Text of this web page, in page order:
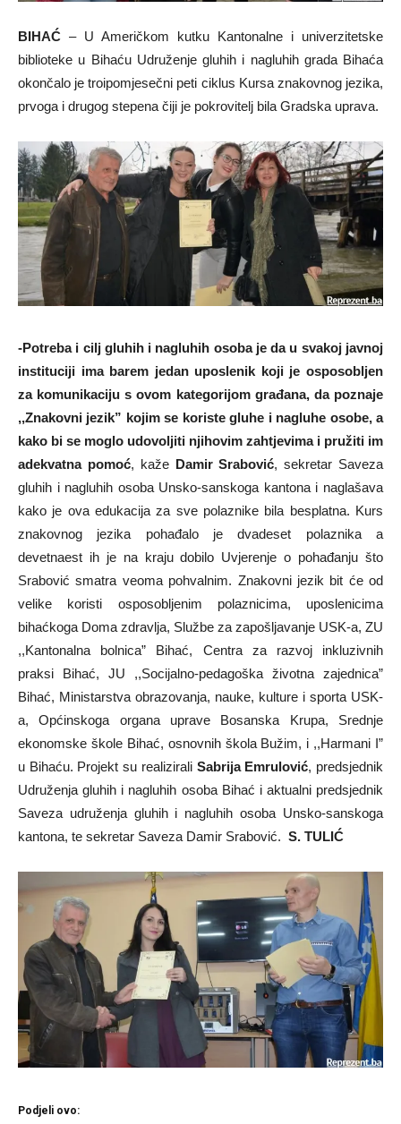
BIHAĆ – U Američkom kutku Kantonalne i univerzitetske
biblioteke u Bihaću Udruženje gluhih i nagluhih grada Bihaća
okončalo je troipomjesečni peti ciklus Kursa znakovnog jezika,
prvoga i drugog stepena čiji je pokrovitelj bila Gradska uprava.
-Potreba i cilj gluhih i nagluhih osoba je da u svakoj javnoj
instituciji ima barem jedan uposlenik koji je osposobljen
za komunikaciju s ovom kategorijom građana, da poznaje
,,Znakovni jezik” kojim se koriste gluhe i nagluhe osobe, a
kako bi se moglo udovoljiti njihovim zahtjevima i pružiti im
adekvatna pomoć, kaže Damir Srabović, sekretar Saveza
gluhih i nagluhih osoba Unsko-sanskoga kantona i naglašava
kako je ova edukacija za sve polaznike bila besplatna. Kurs
znakovnog jezika pohađalo je dvadeset polaznika a
devetnaest ih je na kraju dobilo Uvjerenje o pohađanju što
Srabović smatra veoma pohvalnim. Znakovni jezik bit će od
velike koristi osposobljenim polaznicima, uposlenicima
bihaćkoga Doma zdravlja, Službe za zapošljavanje USK-a, ZU
,,Kantonalna bolnica” Bihać, Centra za razvoj inkluzivnih
praksi Bihać, JU ,,Socijalno-pedagoška životna zajednica”
Bihać, Ministarstva obrazovanja, nauke, kulture i sporta USK-
a, Općinskoga organa uprave Bosanska Krupa, Srednje
ekonomske škole Bihać, osnovnih škola Bužim, i ,,Harmani I”
u Bihaću. Projekt su realizirali Sabrija Emrulović, predsjednik
Udruženja gluhih i nagluhih osoba Bihać i aktualni predsjednik
Saveza udruženja gluhih i nagluhih osoba Unsko-sanskoga
kantona, te sekretar Saveza Damir Srabović. S. TULIĆ
Podjeli ovo: